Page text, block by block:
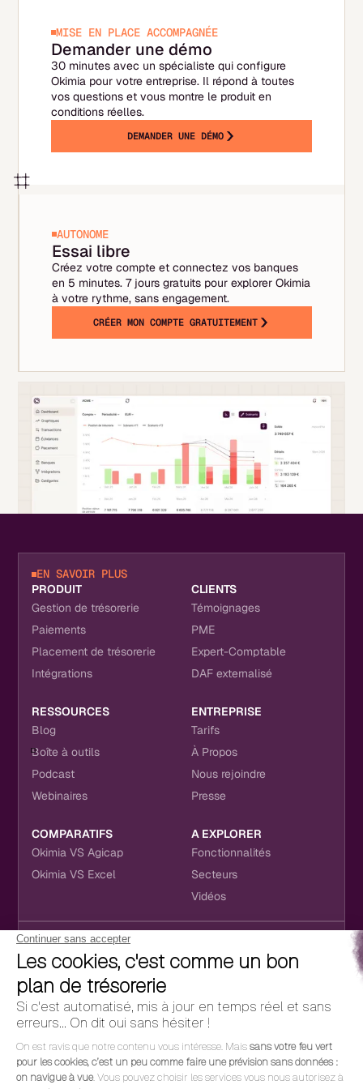
évolutif). En combinant PowerPoint (pour la
présentation) et Excel (pour les chiffres),
vous disposez d'une solution complète et
professionnelle.
MISE EN PLACE ACCOMPAGNÉE
Demander une démo
30 minutes avec un spécialiste qui configure
Okimia pour votre entreprise. Il répond à toutes
vos questions et vous montre le produit en
conditions réelles.
DEMANDER UNE DÉMO
AUTONOME
Essai libre
Créez votre compte et connectez vos banques
en 5 minutes. 7 jours gratuits pour explorer Okimia
à votre rythme, sans engagement.
CRÉER MON COMPTE GRATUITEMENT
EN SAVOIR PLUS
PRODUIT
Gestion de trésorerie
Paiements
Placement de trésorerie
Intégrations
CLIENTS
Témoignages
PME
Expert-Comptable
DAF externalisé
RESSOURCES
Blog
Boîte à outils
Podcast
Webinaires
ENTREPRISE
Tarifs
À Propos
Nous rejoindre
Presse
COMPARATIFS
Okimia VS Agicap
Okimia VS Excel
A EXPLORER
Fonctionnalités
Secteurs
Vidéos
NOUS RETROUVER
CONTACT
hello@okimia.com
01 76 50 33 88
RÉSEAUX SOCIAUX
Youtube
Instagram